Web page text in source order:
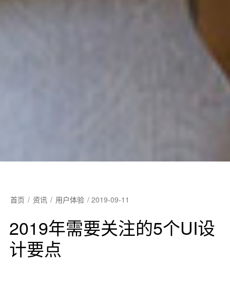
首页 / 资讯 / 用户体验 / 2019-09-11
2019年需要关注的5个UI设
计要点